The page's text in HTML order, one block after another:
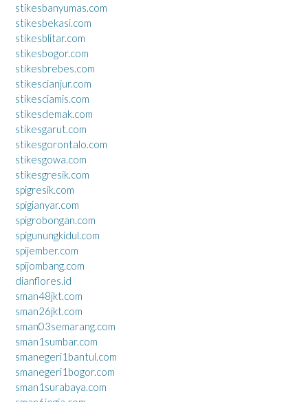
stikesbanyumas.com
stikesbekasi.com
stikesblitar.com
stikesbogor.com
stikesbrebes.com
stikescianjur.com
stikesciamis.com
stikesdemak.com
stikesgarut.com
stikesgorontalo.com
stikesgowa.com
stikesgresik.com
spigresik.com
spigianyar.com
spigrobongan.com
spigunungkidul.com
spijember.com
spijombang.com
dianflores.id
sman48jkt.com
sman26jkt.com
sman03semarang.com
sman1sumbar.com
smanegeri1bantul.com
smanegeri1bogor.com
sman1surabaya.com